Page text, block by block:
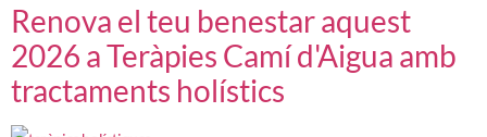
Renova el teu benestar aquest
2026 a Teràpies Camí d'Aigua amb
tractaments holístics